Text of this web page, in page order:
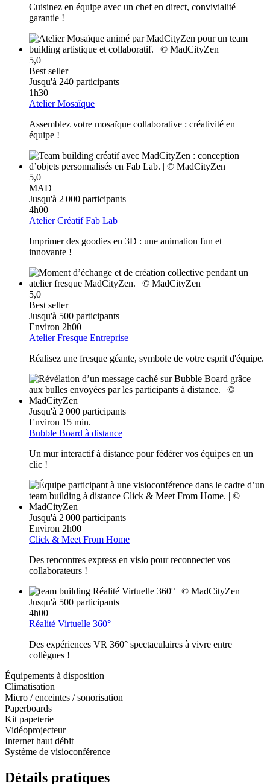
Cuisinez en équipe avec un chef en direct, convivialité
garantie !
5,0
Best seller
Jusqu'à 240 participants
1h30
Atelier Mosaïque
Assemblez votre mosaïque collaborative : créativité en
équipe !
5,0
MAD
Jusqu'à 2 000 participants
4h00
Atelier Créatif Fab Lab
Imprimer des goodies en 3D : une animation fun et
innovante !
5,0
Best seller
Jusqu'à 500 participants
Environ 2h00
Atelier Fresque Entreprise
Réalisez une fresque géante, symbole de votre esprit d'équipe.
Jusqu'à 2 000 participants
Environ 15 min.
Bubble Board à distance
Un mur interactif à distance pour fédérer vos équipes en un
clic !
Jusqu'à 2 000 participants
Environ 2h00
Click & Meet From Home
Des rencontres express en visio pour reconnecter vos
collaborateurs !
Jusqu'à 500 participants
4h00
Réalité Virtuelle 360°
Des expériences VR 360° spectaculaires à vivre entre
collègues !
Équipements à disposition
Climatisation
Micro / enceintes / sonorisation
Paperboards
Kit papeterie
Vidéoprojecteur
Internet haut débit
Système de visioconférence
Détails pratiques